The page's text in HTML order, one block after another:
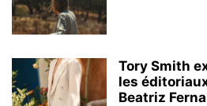
Tory Smith
les
Beatriz